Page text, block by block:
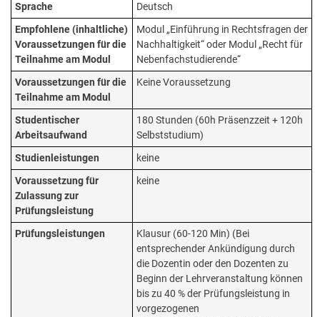
Sprache
Deutsch
Empfohlene (inhaltliche)
Voraussetzungen für die
Teilnahme am Modul
Modul „Einführung in Rechtsfragen der
Nachhaltigkeit“ oder Modul „Recht für
Nebenfachstudierende“
Voraussetzungen für die
Teilnahme am Modul
Keine Voraussetzung
Studentischer
Arbeitsaufwand
180 Stunden (60h Präsenzzeit + 120h
Selbststudium)
Studienleistungen
keine
Voraussetzung für
Zulassung zur
Prüfungsleistung
keine
Prüfungsleistungen
Klausur (60-120 Min) (Bei
entsprechender Ankündigung durch
die Dozentin oder den Dozenten zu
Beginn der Lehrveranstaltung können
bis zu 40 % der Prüfungsleistung in
vorgezogenen